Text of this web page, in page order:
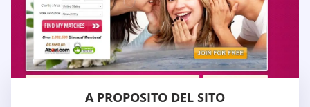
A PROPOSITO DEL SITO